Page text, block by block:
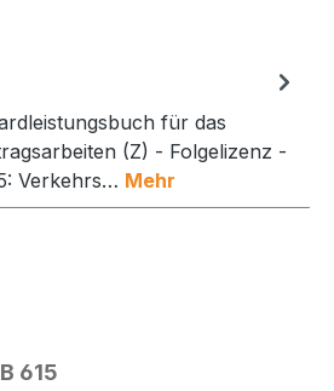
für das
(Z) - Folgelizenz -
Verkehrs… Mehr
615